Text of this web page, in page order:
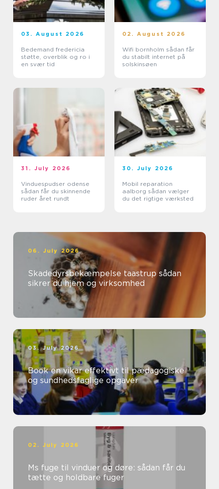
03. August 2026
Bedemand fredericia
støtte, overblik og ro i
en svær tid
02. August 2026
Wifi bornholm sådan får
du stabilt internet på
solskinsøen
31. July 2026
Vinduespudser odense
sådan får du skinnende
ruder året rundt
30. July 2026
Mobil reparation
aalborg sådan vælger
du det rigtige værksted
06. July 2026
Skadedyrsbekæmpelse taastrup sådan
sikrer du hjem og virksomhed
03. July 2026
Book en vikar effektivt til pædagogiske
og sundhedsfaglige opgaver
02. July 2026
Ms fuge til vinduer og døre: sådan får du
tætte og holdbare fuger